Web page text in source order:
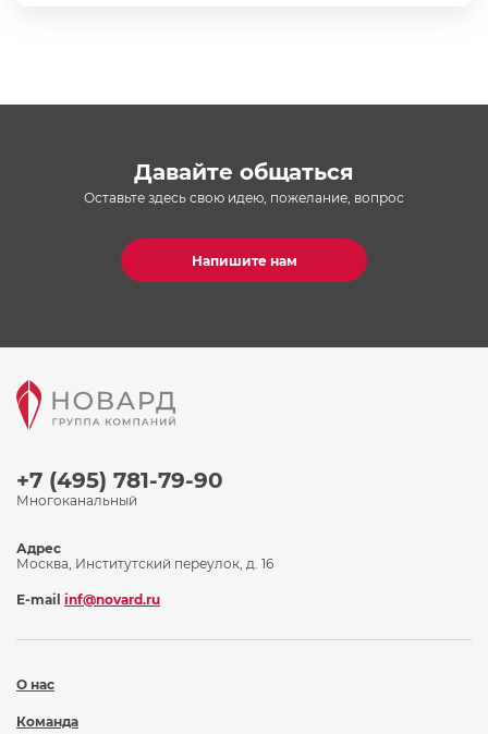
Давайте общаться
Оставьте здесь свою идею, пожелание, вопрос
Напишите нам
+7 (495) 781-79-90
Многоканальный
О нас
Команда
Адрес
Москва, Институтский переулок, д. 16
E-mail inf@novard.ru